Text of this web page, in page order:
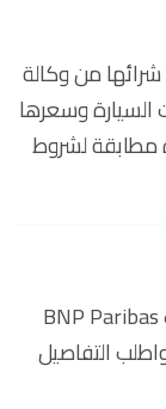
شرائها من وكالة
السيارة وسعرها
مطابقة لشروط
بمجرد اختيار السيارة، قم بزيارة أقرب فرع لبنك BNP Paribas
التفاصيل